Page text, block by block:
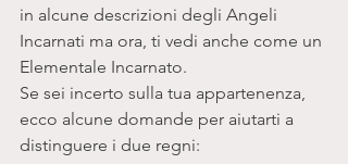
in alcune descrizioni degli Angeli
Incarnati ma ora, ti vedi anche come un
Elementale Incarnato.
Se sei incerto sulla tua appartenenza,
ecco alcune domande per aiutarti a
distinguere i due regni: